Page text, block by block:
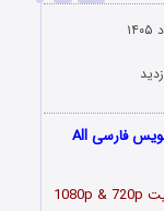
دانلود فیلم آنچه از تو باقی مانده است با زیرنویس فارسی All
فیلم سینمایی آنچه از تو باقی مانده ۲۰۲۵ با کیفیت 1080p & 720p